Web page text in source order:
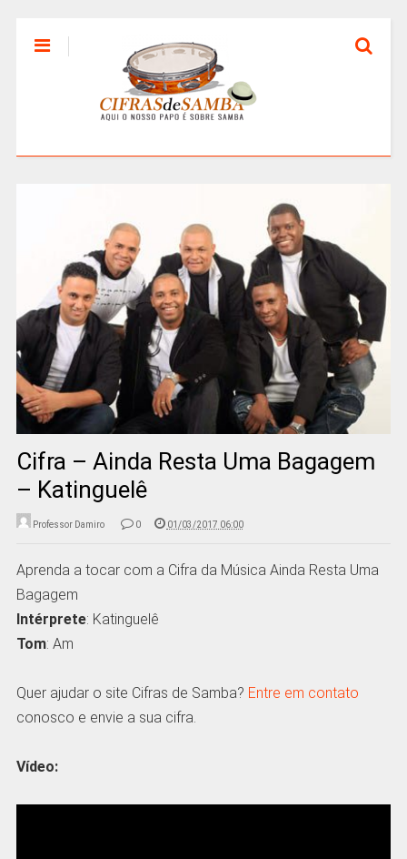
Cifra – Ainda Resta Uma Bagagem
– Katinguelê
Professor Damiro 0 01/03/2017 06:00
Aprenda a tocar com a Cifra da Música Ainda Resta Uma
Bagagem
Intérprete: Katinguelê
Tom: Am
Quer ajudar o site Cifras de Samba? Entre em contato
conosco e envie a sua cifra.
Vídeo: